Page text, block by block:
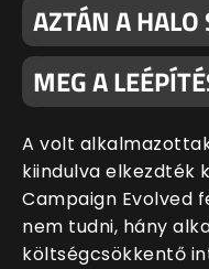
AZTÁN A
MEG A
A volt
kiindulva elkezdték
Campaign Evolved
nem tudni, hány
költségcsökkentő